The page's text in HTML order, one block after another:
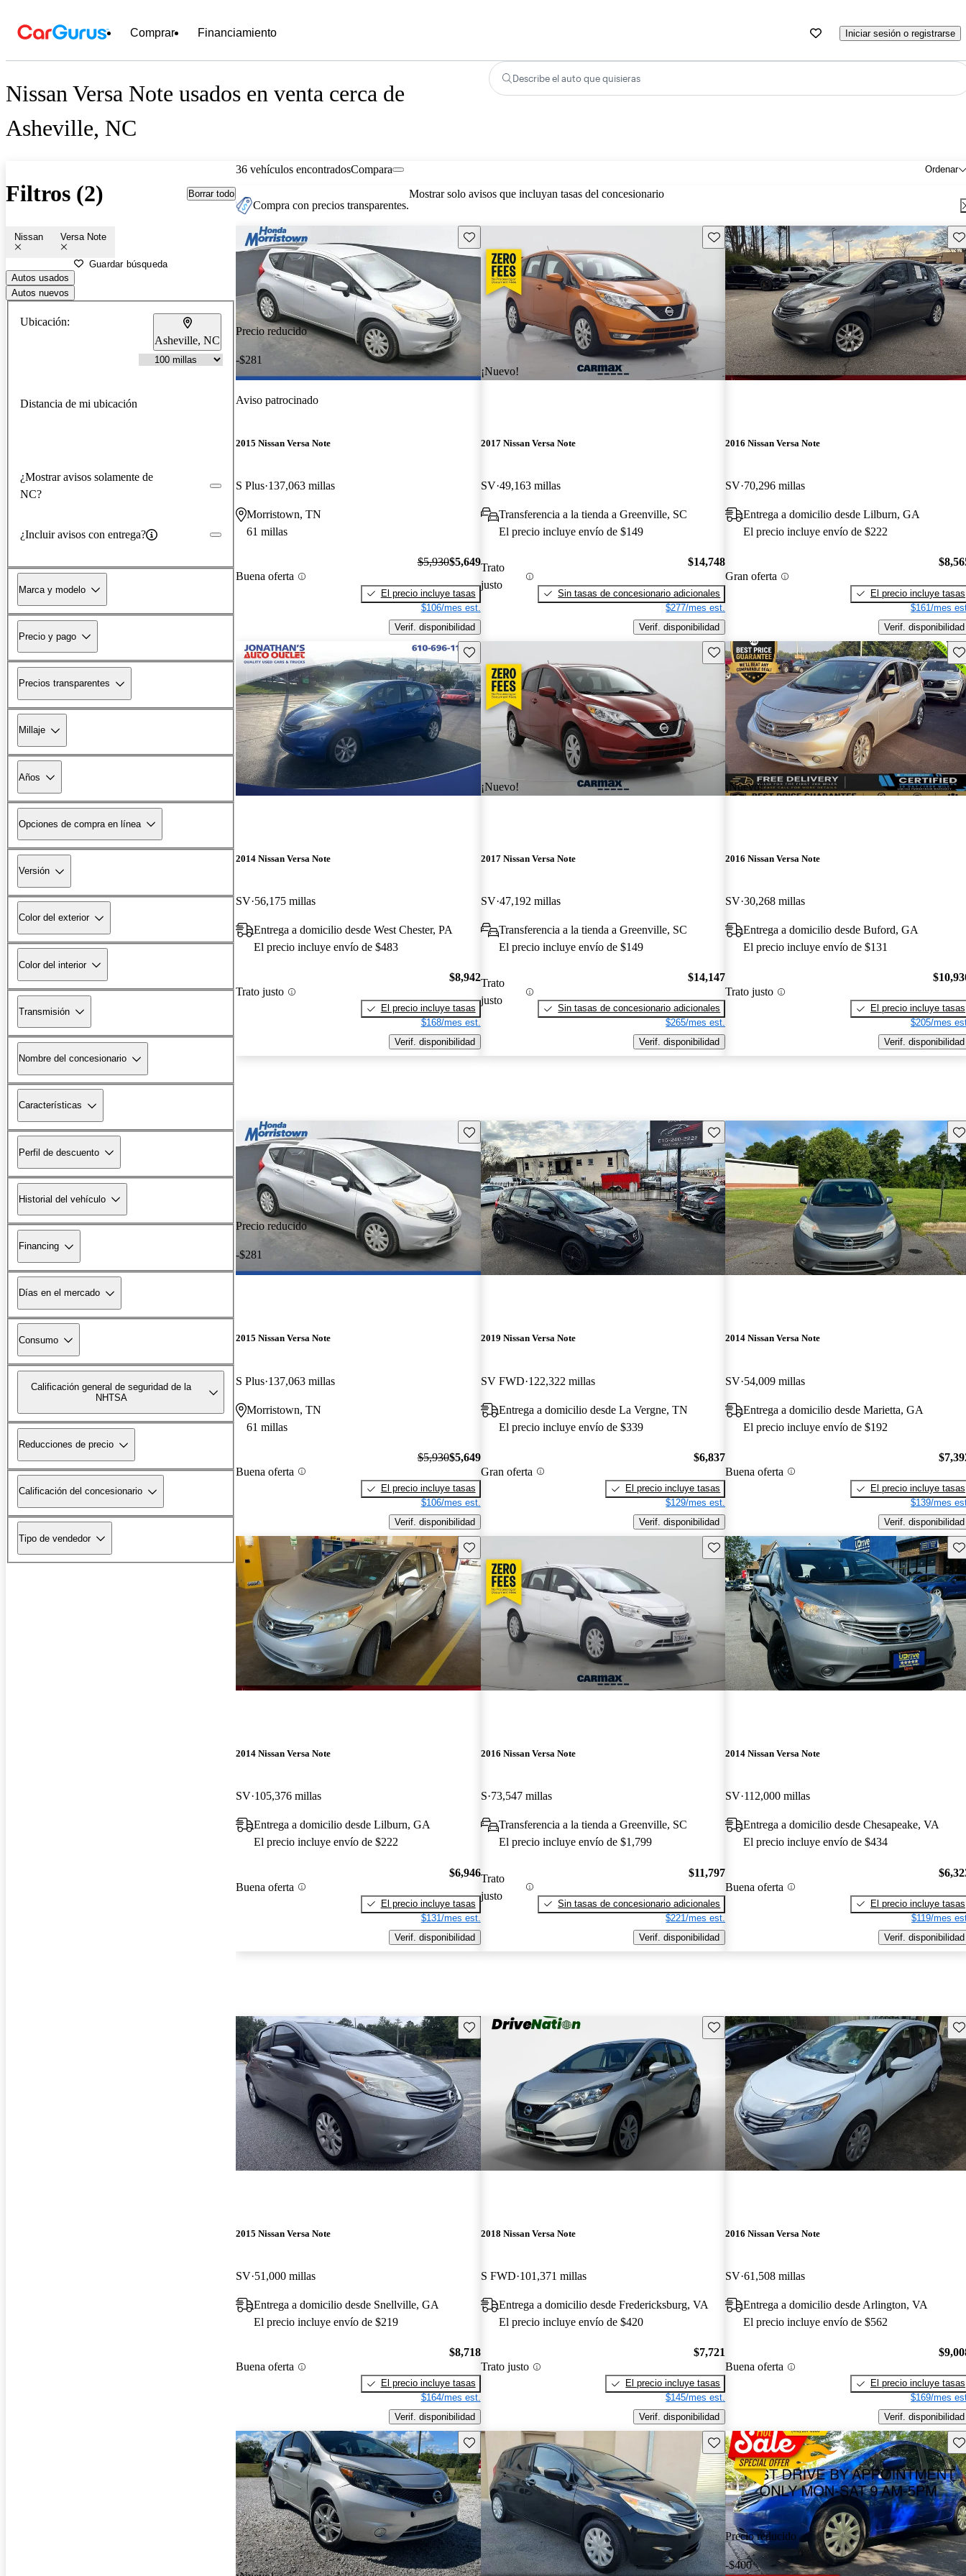
Comprar Financiamiento Iniciar sesión o registrarse
Nissan Versa Note usados en venta cerca de
Asheville, NC
Describe el auto que quisieras
Filtros (2) Borrar todo
Nissan Versa Note
Guardar búsqueda
Autos usados
Autos nuevos
Ubicación:
Asheville, NC
Distancia de mi ubicación
¿Mostrar avisos solamente de
NC?
¿Incluir avisos con entrega?
Marca y modelo
Precio y pago
Precios transparentes
Millaje
Años
Opciones de compra en línea
Versión
Color del exterior
Color del interior
Transmisión
Nombre del concesionario
Características
Perfil de descuento
Historial del vehículo
Financing
Días en el mercado
Consumo
Calificación general de seguridad de la
NHTSA
Reducciones de precio
Calificación del concesionario
Tipo de vendedor
36 vehículos encontrados Ordenar
Compara
Compra con precios transparentes.
Mostrar solo avisos que incluyan tasas del concesionario
Precio reducido
-$281
Guarda este Aviso
Aviso patrocinado
2015 Nissan Versa Note
S Plus 137,063 millas
Morristown, TN
61 millas
Buena oferta
$5,930$5,649
El precio incluye tasas
$106/mes est.
Verif. disponibilidad
¡Nuevo!
Guarda este Aviso
2017 Nissan Versa Note
SV 49,163 millas
Transferencia a la tienda a Greenville, SC
El precio incluye envío de $149
Trato
justo
$14,748
Sin tasas de concesionario adicionales
$277/mes est.
Verif. disponibilidad
2016 Nissan Versa Note
SV 70,296 millas
Entrega a domicilio desde Lilburn, GA
El precio incluye envío de $222
Gran oferta
El precio incluye tasas
$161/mes
Verif. disponibilidad
Guarda este Aviso
2014 Nissan Versa Note
SV 56,175 millas
Entrega a domicilio desde West Chester, PA
El precio incluye envío de $483
Trato justo
$8,942
El precio incluye tasas
$168/mes est.
Verif. disponibilidad
¡Nuevo!
Guarda este Aviso
2017 Nissan Versa Note
SV 47,192 millas
Transferencia a la tienda a Greenville, SC
El precio incluye envío de $149
Trato
justo
$14,147
Sin tasas de concesionario adicionales
$265/mes est.
Verif. disponibilidad
¡Nuevo!
2016 Nissan Versa Note
SV 30,268 millas
Entrega a domicilio desde Buford, GA
El precio incluye envío de $131
Trato justo
El precio incluye tasas
$205/mes
Verif. disponibilidad
Precio reducido
-$281
Guarda este Aviso
2015 Nissan Versa Note
S Plus 137,063 millas
Morristown, TN
61 millas
Buena oferta
$5,930$5,649
El precio incluye tasas
$106/mes est.
Verif. disponibilidad
Guarda este Aviso
2019 Nissan Versa Note
SV FWD 122,322 millas
Entrega a domicilio desde La Vergne, TN
El precio incluye envío de $339
Gran oferta
$6,837
El precio incluye tasas
$129/mes est.
Verif. disponibilidad
2014 Nissan Versa Note
SV 54,009 millas
Entrega a domicilio desde Marietta, GA
El precio incluye envío de $192
Buena oferta
El precio incluye tasas
$139/mes
Verif. disponibilidad
Guarda este Aviso
2014 Nissan Versa Note
SV 105,376 millas
Entrega a domicilio desde Lilburn, GA
El precio incluye envío de $222
Buena oferta
$6,946
El precio incluye tasas
$131/mes est.
Verif. disponibilidad
Guarda este Aviso
2016 Nissan Versa Note
S 73,547 millas
Transferencia a la tienda a Greenville, SC
El precio incluye envío de $1,799
Trato
justo
$11,797
Sin tasas de concesionario adicionales
$221/mes est.
Verif. disponibilidad
2014 Nissan Versa Note
SV 112,000 millas
Entrega a domicilio desde Chesapeake, VA
El precio incluye envío de $434
Buena oferta
El precio incluye tasas
$119/mes
Verif. disponibilidad
Guarda este Aviso
2015 Nissan Versa Note
SV 51,000 millas
Entrega a domicilio desde Snellville, GA
El precio incluye envío de $219
Buena oferta
$8,718
El precio incluye tasas
$164/mes est.
Verif. disponibilidad
Guarda este Aviso
2018 Nissan Versa Note
S FWD 101,371 millas
Entrega a domicilio desde Fredericksburg, VA
El precio incluye envío de $420
Trato justo
$7,721
El precio incluye tasas
$145/mes est.
Verif. disponibilidad
2016 Nissan Versa Note
SV 61,508 millas
Entrega a domicilio desde Arlington, VA
El precio incluye envío de $562
Buena oferta
El precio incluye tasas
$169/mes
Verif. disponibilidad
Guarda este Aviso Guarda este Aviso
Precio reducido
-$400